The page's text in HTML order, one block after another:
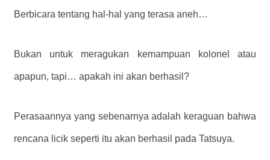
Berbicara tentang hal-hal yang terasa aneh…
Bukan untuk meragukan kemampuan kolonel atau
apapun, tapi… apakah ini akan berhasil?
Perasaannya yang sebenarnya adalah keraguan bahwa
rencana licik seperti itu akan berhasil pada Tatsuya.